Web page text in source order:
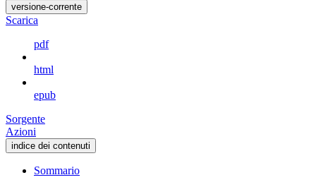
versione-corrente
Scarica
pdf
html
epub
Sorgente
Azioni
indice dei contenuti
Sommario